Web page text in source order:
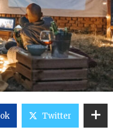
Twitter